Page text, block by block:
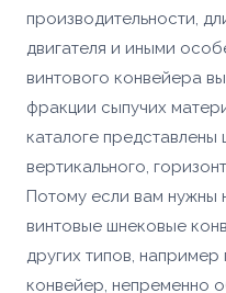
производительности,
двигателя и иными
винтового конвейера
фракции сыпучих
каталоге
вертикального,
Потому если вам нужны
винтовые шнековые
других типов, например
конвейер, непременно